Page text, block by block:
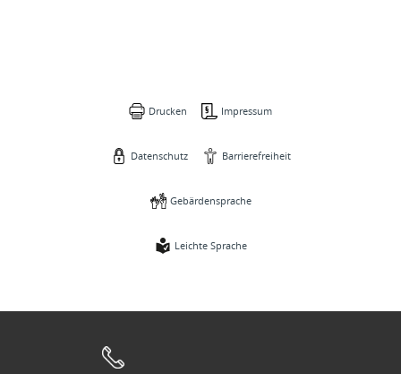
Drucken Impressum
Datenschutz Barrierefreiheit
Gebärdensprache
Leichte Sprache